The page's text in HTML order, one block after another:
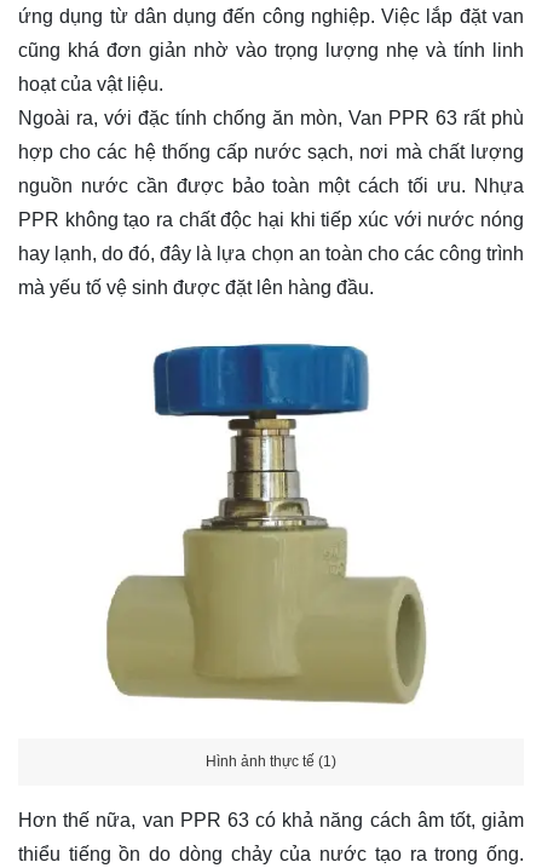
ứng dụng từ dân dụng đến công nghiệp. Việc lắp đặt van
cũng khá đơn giản nhờ vào trọng lượng nhẹ và tính linh
hoạt của vật liệu.
Ngoài ra, với đặc tính chống ăn mòn, Van PPR 63 rất phù
hợp cho các hệ thống cấp nước sạch, nơi mà chất lượng
nguồn nước cần được bảo toàn một cách tối ưu. Nhựa
PPR không tạo ra chất độc hại khi tiếp xúc với nước nóng
hay lạnh, do đó, đây là lựa chọn an toàn cho các công trình
mà yếu tố vệ sinh được đặt lên hàng đầu.
Hình ảnh thực tế (1)
Hơn thế nữa, van PPR 63 có khả năng cách âm tốt, giảm
thiểu tiếng ồn do dòng chảy của nước tạo ra trong ống.